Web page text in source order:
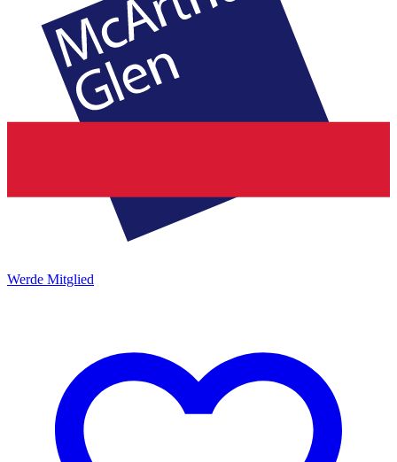
Werde Mitglied